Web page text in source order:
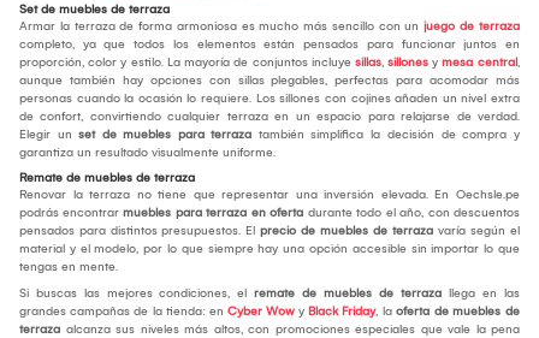
Set de muebles de terraza
Armar la terraza de forma armoniosa es mucho más sencillo con un juego de terraza
completo, ya que todos los elementos están pensados para funcionar juntos en
proporción, color y estilo. La mayoría de conjuntos incluye sillas, sillones y mesa central,
aunque también hay opciones con sillas plegables, perfectas para acomodar más
personas cuando la ocasión lo requiere. Los sillones con cojines añaden un nivel extra
de confort, convirtiendo cualquier terraza en un espacio para relajarse de verdad.
Elegir un set de muebles para terraza también simplifica la decisión de compra y
garantiza un resultado visualmente uniforme.
Remate de muebles de terraza
Renovar la terraza no tiene que representar una inversión elevada. En Oechsle.pe
podrás encontrar muebles para terraza en oferta durante todo el año, con descuentos
pensados para distintos presupuestos. El precio de muebles de terraza varía según el
material y el modelo, por lo que siempre hay una opción accesible sin importar lo que
tengas en mente.
Si buscas las mejores condiciones, el remate de muebles de terraza llega en las
grandes campañas de la tienda: en Cyber Wow y Black Friday, la oferta de muebles de
terraza alcanza sus niveles más altos, con promociones especiales que vale la pena